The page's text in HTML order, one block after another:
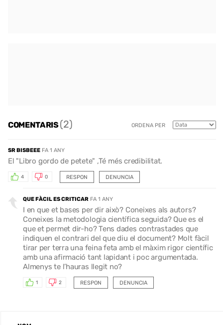
COMENTARIS(2) ORDENA PER
SR BISBEEE FA 1 ANY
El "Libro gordo de petete" ,Té més credibilitat.
RESPON
4 0 DENUNCIA
QUE FÀCIL ES CRITICAR FA 1 ANY
I en que et bases per dir això? Coneixes als autors?
Coneixes la metodologia científica seguida? Que es el
que et permet dir-ho? Tens dades contrastades que
indiquen el contrari del que diu el document? Molt fàcil
tirar per terra una feina feta amb el màxim rigor científic
amb una afirmació tant lapidant i poc argumentada.
Almenys te l’hauras llegit no?
RESPON
1 2 DENUNCIA